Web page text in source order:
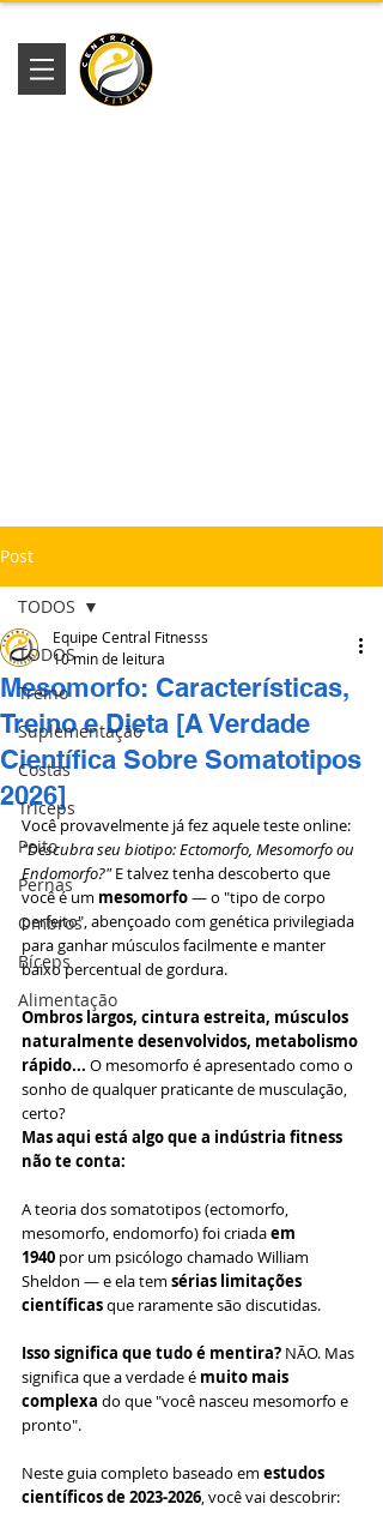
Post
TODOS
Treino
Suplementação
Costas
Tríceps
Peito
Pernas
Ombros
Bíceps
Alimentação
TODOS
Mesomorfo: Características,
Treino e Dieta [A Verdade
Científica Sobre Somatotipos
2026]
Equipe Central Fitnesss
10 min de leitura
Você provavelmente já fez aquele teste online:
"Descubra seu biotipo: Ectomorfo, Mesomorfo ou
Endomorfo?" E talvez tenha descoberto que
você é um mesomorfo — o "tipo de corpo
perfeito", abençoado com genética privilegiada
para ganhar músculos facilmente e manter
baixo percentual de gordura.
Ombros largos, cintura estreita, músculos
naturalmente desenvolvidos, metabolismo
rápido... O mesomorfo é apresentado como o
sonho de qualquer praticante de musculação,
certo?
Mas aqui está algo que a indústria fitness
não te conta:
A teoria dos somatotipos (ectomorfo,
mesomorfo, endomorfo) foi criada em
1940 por um psicólogo chamado William
Sheldon — e ela tem sérias limitações
científicas que raramente são discutidas.
Isso significa que tudo é mentira? NÃO. Mas
significa que a verdade é muito mais
complexa do que "você nasceu mesomorfo e
pronto".
Neste guia completo baseado em estudos
científicos de 2023-2026, você vai descobrir: